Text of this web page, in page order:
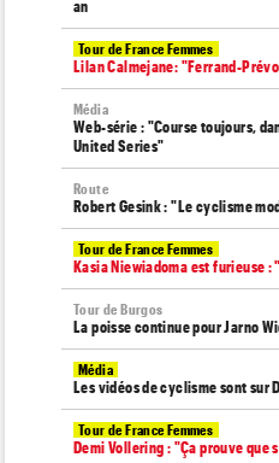
an
Tour de France Femmes
Lilan Calmejane: "Ferrand-
Média
Web-série : "Course toujours,
United Series"
Route
Robert Gesink : "Le cyclisme
Tour de France Femmes
Kasia Niewiadoma est furieuse
Tour de Burgos
La poisse continue pour Jarno
Média
Les vidéos de cyclisme sont sur
Tour de France Femmes
Demi Vollering : "Ça prouve que